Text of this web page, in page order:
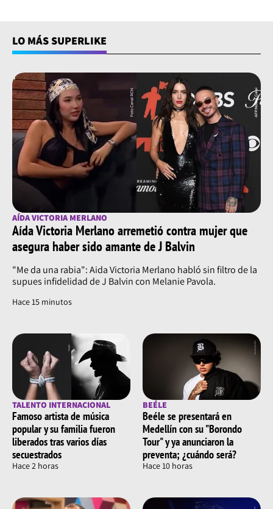
LO MÁS SUPERLIKE
AÍDA VICTORIA MERLANO
Aída Victoria Merlano arremetió contra mujer que
asegura haber sido amante de J Balvin
"Me da una rabia": Aida Victoria Merlano habló sin filtro de la
supues infidelidad de J Balvin con Melanie Pavola.
Hace 15 minutos
TALENTO INTERNACIONAL
Famoso artista de música
popular y su familia fueron
liberados tras varios días
secuestrados
Hace 2 horas
BEÉLE
Beéle se presentará en
Medellín con su "Borondo
Tour" y ya anunciaron la
preventa; ¿cuándo será?
Hace 10 horas